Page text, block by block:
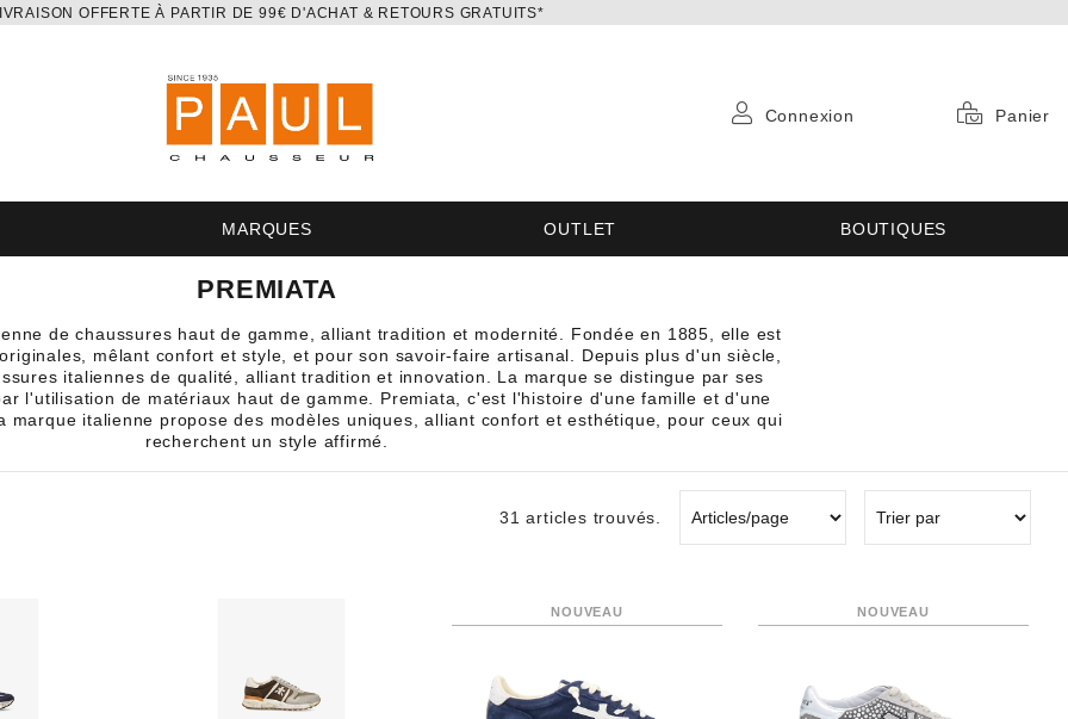
OFFERTE À PARTIR DE 99€ D'ACHAT & RETOURS GRATUITS*
Connexion Panier
MARQUES OUTLET BOUTIQUES
PREMIATA
de chaussures haut de gamme, alliant tradition et modernité. Fondée en 1885, elle est
mêlant confort et style, et pour son savoir-faire artisanal. Depuis plus d'un siècle,
italiennes de qualité, alliant tradition et innovation. La marque se distingue par ses
l'utilisation de matériaux haut de gamme. Premiata, c'est l'histoire d'une famille et d'une
marque italienne propose des modèles uniques, alliant confort et esthétique, pour ceux qui
recherchent un style affirmé.
31 articles trouvés.